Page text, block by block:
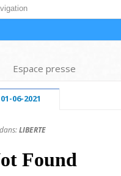
Espace presse
01-06-2021
LIBERTE